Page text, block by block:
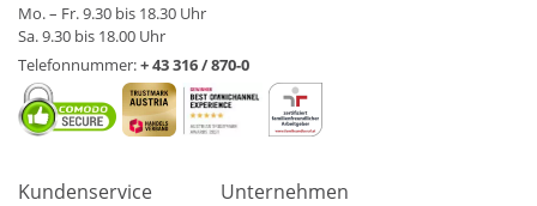
Mo. – Fr. 9.30 bis 18.30 Uhr
Sa. 9.30 bis 18.00 Uhr
Telefonnummer:+ 43 316 / 870-0
Kundenservice Unternehmen